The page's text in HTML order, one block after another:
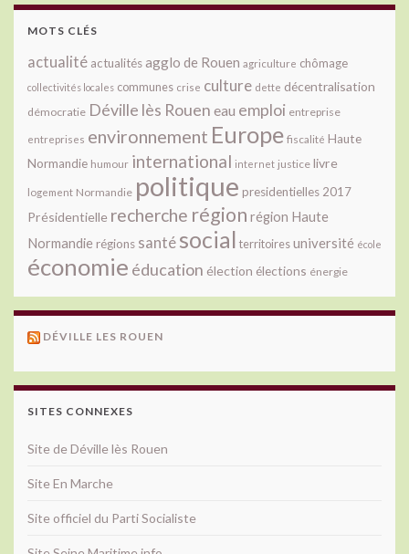
MOTS CLÉS
actualité actualitésagglo de Rouen agriculture chômage
collectivités locales communes crise culture dette décentralisation
démocratie Déville lès Rouen eau emploi entreprise
entreprises environnement Europe fiscalité Haute
Normandie humour international internet justice livre
logement Normandie politique presidentielles 2017
Présidentielle recherche région région Haute
Normandie régions santésocial territoiresuniversité école
économie éducation élection élections énergie
DÉVILLE LES ROUEN
SITES CONNEXES
Site de Déville lès Rouen
Site En Marche
Site officiel du Parti Socialiste